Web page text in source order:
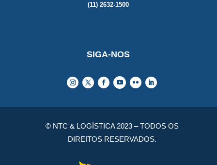
(11) 2632-1500
SIGA-NOS
© NTC & LOGÍSTICA 2023 – TODOS OS
DIREITOS RESERVADOS.